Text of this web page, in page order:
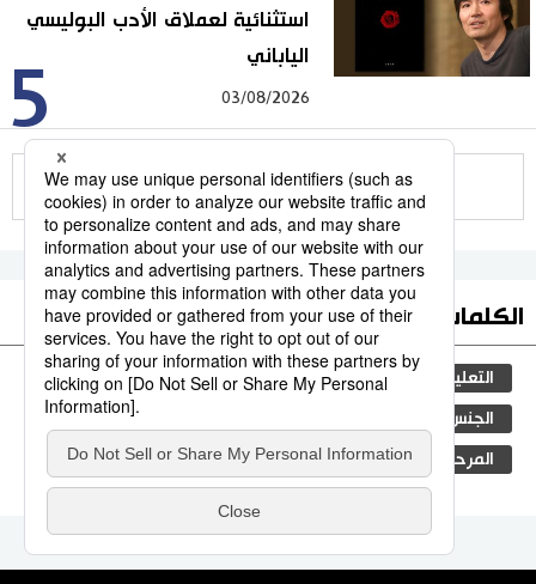
5
استثنائية لعملاق الأدب البوليسي
الياباني
03/08/2026
للمزيد
الكلمات الأكثر بحثا
التعليم الياباني مجتمع ثقافة طوكيو
الجنس
المرحلة الابتدائية جيجي برس